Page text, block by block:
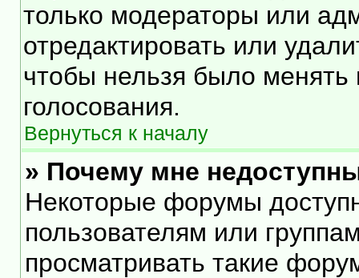
только модераторы или
отредактировать или
чтобы нельзя было менять
голосования.
Вернуться к началу
» Почему мне
Некоторые форумы
пользователям или
просматривать такие